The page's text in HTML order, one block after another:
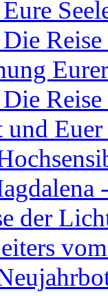
Die
Die
und
der